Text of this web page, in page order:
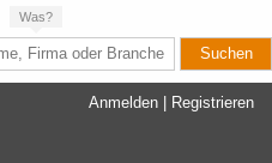
Was?
Anmelden Registrieren